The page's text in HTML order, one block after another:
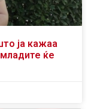
ја кажаа
ќе